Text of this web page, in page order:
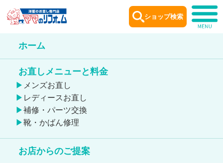
ホーム
お直しメニューと料金
メンズお直し
レディースお直し
補修・パーツ交換
靴・かばん修理
お店からのご提案
ショップ検索
ショップ案内
Shop information